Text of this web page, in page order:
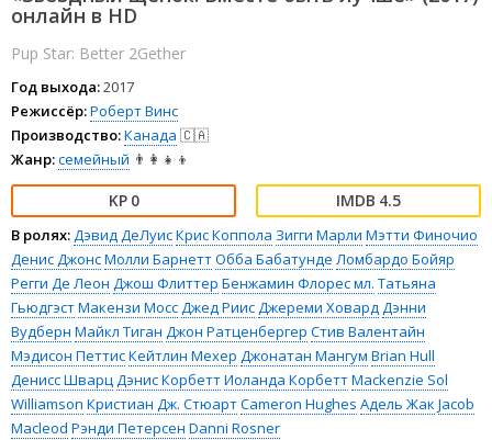
онлайн в HD
Pup Star: Better 2Gether
Год выхода:2017
Режиссёр:Роберт Винс
Производство:Канада 🇨🇦
Жанр:семейный 👨‍👩‍👧‍👦
0 4.5
В ролях:Дэвид ДеЛуисКрис Коппола Зигги Марли Мэтти Финочио
Денис ДжонсМолли БарнеттОбба Бабатунде Ломбардо Бойяр
Регги Де Леон Джош Флиттер Бенжамин Флорес мл. Татьяна
ГьюдгэстМакензи МоссДжед РиисДжереми ХовардДэнни
Вудберн Майкл Тиган Джон Ратценбергер Стив Валентайн
Мэдисон ПеттисКейтлин Мехер Джонатан Мангум Brian Hull
Денисс ШварцДэнис КорбеттИоланда КорбеттMackenzie Sol
Williamson Кристиан Дж. СтюартCameron Hughes Адель Жак Jacob
Macleod Рэнди Петерсен Danni Rosner